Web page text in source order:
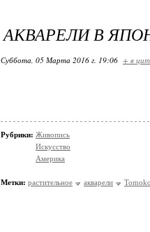
АКВАРЕЛИ В
Суббота, 05 Марта 2016 г. 19:06 + в
Рубрики: Живопись
Искусство
Америка
Метки: растительное акварели